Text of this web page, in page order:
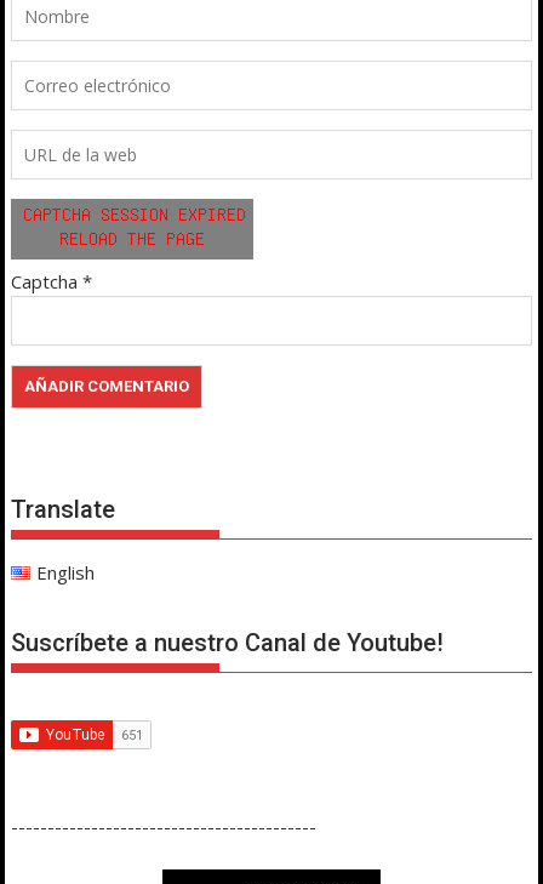
Captcha *
Translate
English
Suscríbete a nuestro Canal de Youtube!
------------------------------------------